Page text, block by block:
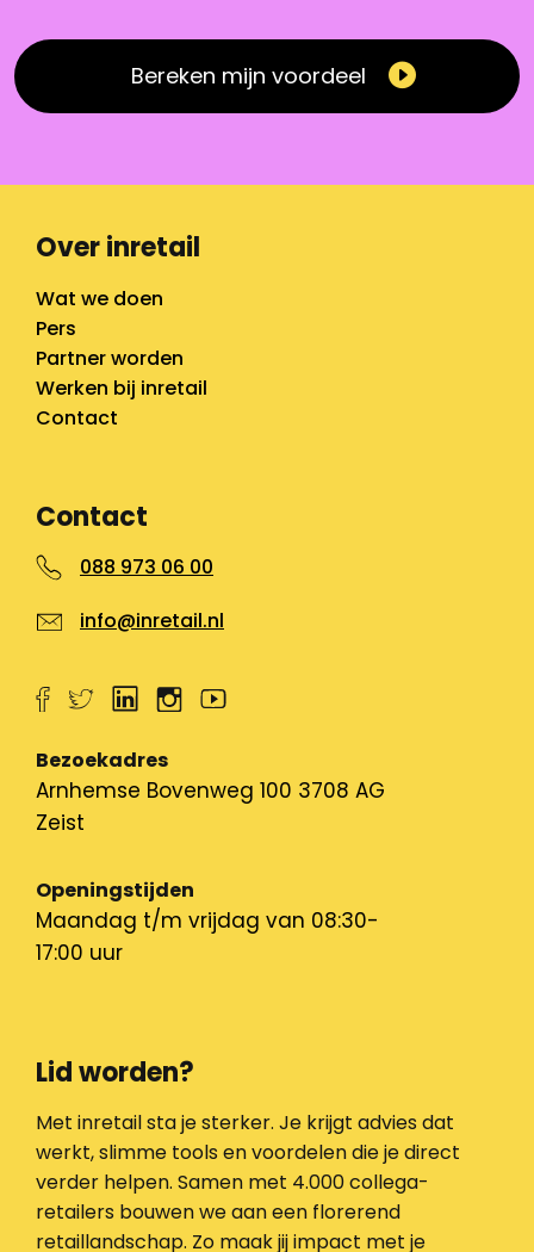
Bereken mijn voordeel
Over inretail
Wat we doen
Pers
Partner worden
Werken bij inretail
Contact
Contact
088 973 06 00
info@inretail.nl
Bezoekadres
Arnhemse Bovenweg 100 3708 AG
Zeist
Openingstijden
Maandag t/m vrijdag van 08:30-
17:00 uur
Lid worden?
Met inretail sta je sterker. Je krijgt advies dat
werkt, slimme tools en voordelen die je direct
verder helpen. Samen met 4.000 collega-
retailers bouwen we aan een florerend
retaillandschap. Zo maak jij impact met je